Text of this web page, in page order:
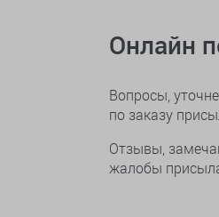
Онлайн
Вопросы,
по заказу
Отзывы,
жалобы